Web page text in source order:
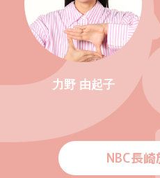
力野 由起子
NBC長